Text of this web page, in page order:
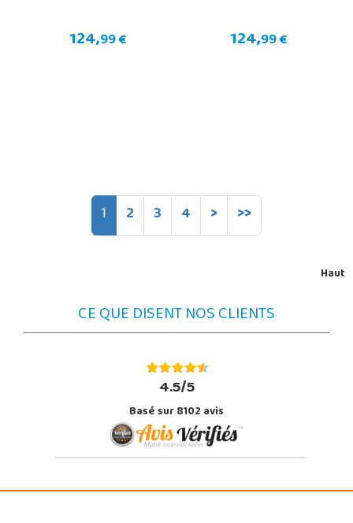
124,99 € 124,99 €
1 2 3 4 > >>
Haut
CE QUE DISENT NOS CLIENTS
4.5/5
Basé sur 8102 avis